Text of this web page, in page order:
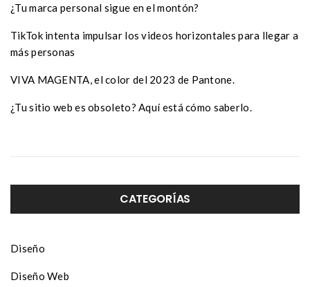
¿Tu marca personal sigue en el montón?
TikTok intenta impulsar los videos horizontales para llegar a
más personas
VIVA MAGENTA, el color del 2023 de Pantone.
¿Tu sitio web es obsoleto? Aquí está cómo saberlo.
CATEGORÍAS
Diseño
Diseño Web